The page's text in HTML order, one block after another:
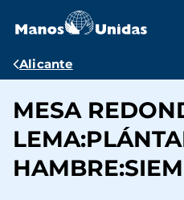
contenido
Ruta
navegación
Alicante
MESA